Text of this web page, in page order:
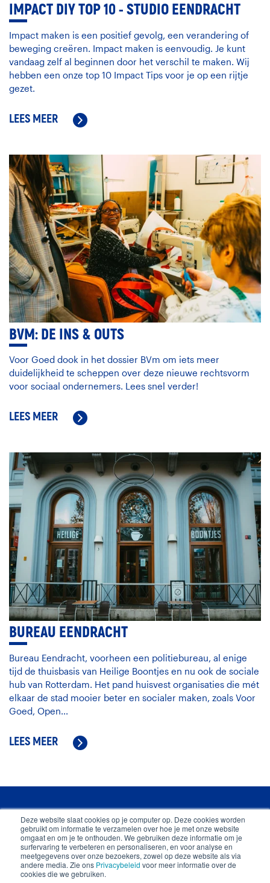
Deze website slaat cookies op je computer op. Deze cookies worden
gebruikt om informatie te verzamelen over hoe je met onze website
omgaat en om je te onthouden. We gebruiken deze informatie om je
surfervaring te verbeteren en personaliseren, en voor analyse en
meetgegevens over onze bezoekers, zowel op deze website als via
andere media. Zie ons Privacybeleid voor meer informatie over de
cookies die we gebruiken.
IMPACT DIY TOP 10 - STUDIO EENDRACHT
Impact maken is een positief gevolg, een verandering of
beweging creëren. Impact maken is eenvoudig. Je kunt
vandaag zelf al beginnen door het verschil te maken. Wij
hebben een onze top 10 Impact Tips voor je op een rijtje
gezet.
LEES MEER
BVM: DE INS & OUTS
Voor Goed dook in het dossier BVm om iets meer
duidelijkheid te scheppen over deze nieuwe rechtsvorm
voor sociaal ondernemers. Lees snel verder!
LEES MEER
BUREAU EENDRACHT
Bureau Eendracht, voorheen een politiebureau, al enige
tijd de thuisbasis van Heilige Boontjes en nu ook de sociale
hub van Rotterdam. Het pand huisvest organisaties die mét
elkaar de stad mooier beter en socialer maken, zoals Voor
Goed, Open...
LEES MEER
CIC Rotterdam